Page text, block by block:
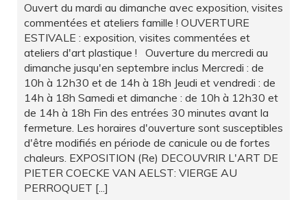
Ouvert du mardi au dimanche avec exposition, visites
commentées et ateliers famille ! OUVERTURE
ESTIVALE : exposition, visites commentées et
ateliers d'art plastique ! Ouverture du mercredi au
dimanche jusqu'en septembre inclus Mercredi : de
10h à 12h30 et de 14h à 18h Jeudi et vendredi : de
14h à 18h Samedi et dimanche : de 10h à 12h30 et
de 14h à 18h Fin des entrées 30 minutes avant la
fermeture. Les horaires d'ouverture sont susceptibles
d'être modifiés en période de canicule ou de fortes
chaleurs. EXPOSITION (Re) DECOUVRIR L'ART DE
PIETER COECKE VAN AELST: VIERGE AU
PERROQUET [...]